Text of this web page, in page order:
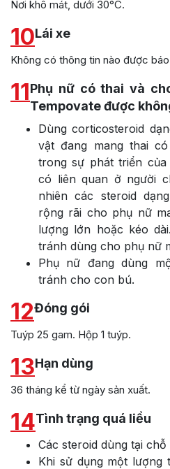
Nơi khô mát, dưới 30°C.
10Lái xe
Không có thông tin nào được
11Phụ nữ có thai và
Tempovate được
Dùng corticosteroid
vật đang mang thai
trong sự phát triển
có liên quan ở người
nhiên các steroid
rộng rãi cho phụ nữ
lượng lớn hoặc kéo
tránh dùng cho phụ nữ
Phụ nữ đang dùng
tránh cho con bú.
12Đóng gói
Tuýp 25 gam. Hộp 1 tuýp.
13Hạn dùng
36 tháng kể từ ngày sản xuất.
14Tình trạng quá liều
Các steroid dùng tại
Khi sử dụng một